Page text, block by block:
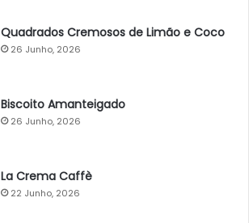
Quadrados Cremosos de Limão e Coco
26 Junho, 2026
Biscoito Amanteigado
26 Junho, 2026
La Crema Caffè
22 Junho, 2026